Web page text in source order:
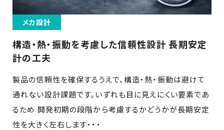
メカ設計
構造・熱・振動を考慮した信頼性設計 長期安定
計の工夫
製品の信頼性を確保するうえで、構造・熱・振動は避けて
通れない設計課題です。いずれも目に見えにくい要素であ
るため 開発初期の段階から考慮するかどうかが長期安定
性を大きく左右します・・・